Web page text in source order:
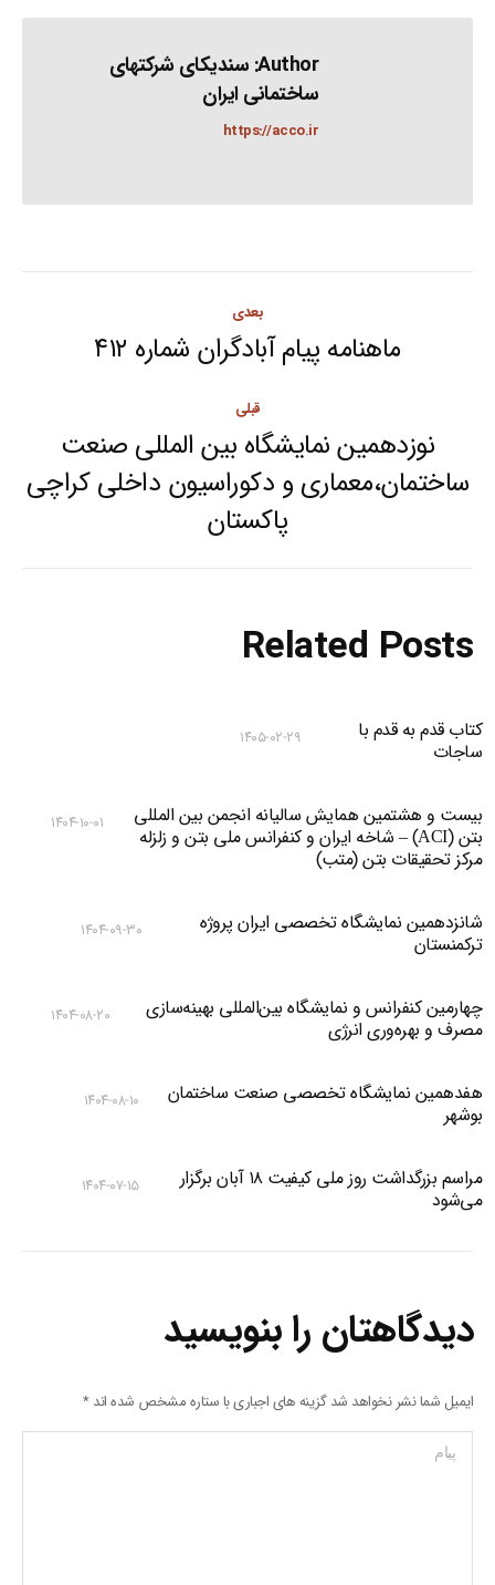
Author: سندیکای شرکتهای
ساختمانی ایران
https://acco.ir
navigation
قبلی
Previous
post:
نوزدهمین نمایشگاه بین المللی صنعت
ساختمان،معماری و دکوراسیون داخلی کراچی
پاکستان
بعدی
Next
ماهنامه پیام آبادگران شماره ۴۱۲
Related Posts
کتاب قدم به قدم با
ساجات
۱۴۰۵-۰۲-۲۹
بیست و هشتمین همایش سالیانه انجمن بین المللی
بتن (ACI) – شاخه ایران و کنفرانس ملی بتن و زلزله
مرکز تحقیقات بتن (متب)
۱۴۰۴-۱۰-۰۱
شانزدهمین نمایشگاه تخصصی ایران پروژه
ترکمنستان
۱۴۰۴-۰۹-۳۰
چهارمین کنفرانس و نمایشگاه بین‌المللی بهینه‌سازی
مصرف و بهره‌وری انرژی
۱۴۰۴-۰۸-۲۰
هفدهمین نمایشگاه تخصصی صنعت ساختمان
بوشهر
۱۴۰۴-۰۸-۱۰
مراسم بزرگداشت روز ملی کیفیت ۱۸ آبان برگزار
می‌شود
۱۴۰۴-۰۷-۱۵
دیدگاهتان را بنویسید
ایمیل شما نشر نخواهد شد گزینه های اجباری با ستاره مشخص شده اند*
پیام